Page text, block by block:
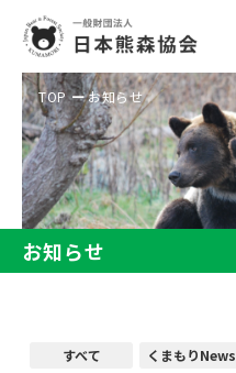
TOP お知らせ
お知らせ
すべて くまもりNews